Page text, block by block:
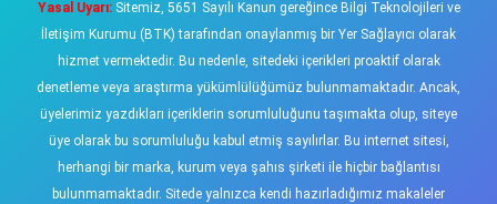
Yasal Uyarı:Sitemiz, 5651 Sayılı Kanun gereğince Bilgi Teknolojileri ve
İletişim Kurumu (BTK) tarafından onaylanmış bir Yer Sağlayıcı olarak
hizmet vermektedir. Bu nedenle, sitedeki içerikleri proaktif olarak
denetleme veya araştırma yükümlülüğümüz bulunmamaktadır. Ancak,
üyelerimiz yazdıkları içeriklerin sorumluluğunu taşımakta olup, siteye
üye olarak bu sorumluluğu kabul etmiş sayılırlar. Bu internet sitesi,
herhangi bir marka, kurum veya şahıs şirketi ile hiçbir bağlantısı
bulunmamaktadır. Sitede yalnızca kendi hazırladığımız makaleler